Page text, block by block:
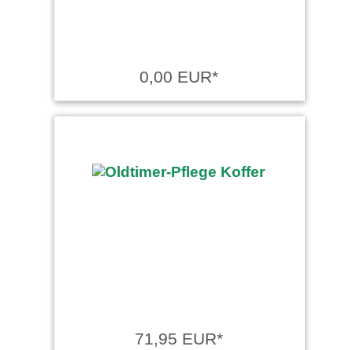
0,00 EUR*
71,95 EUR*